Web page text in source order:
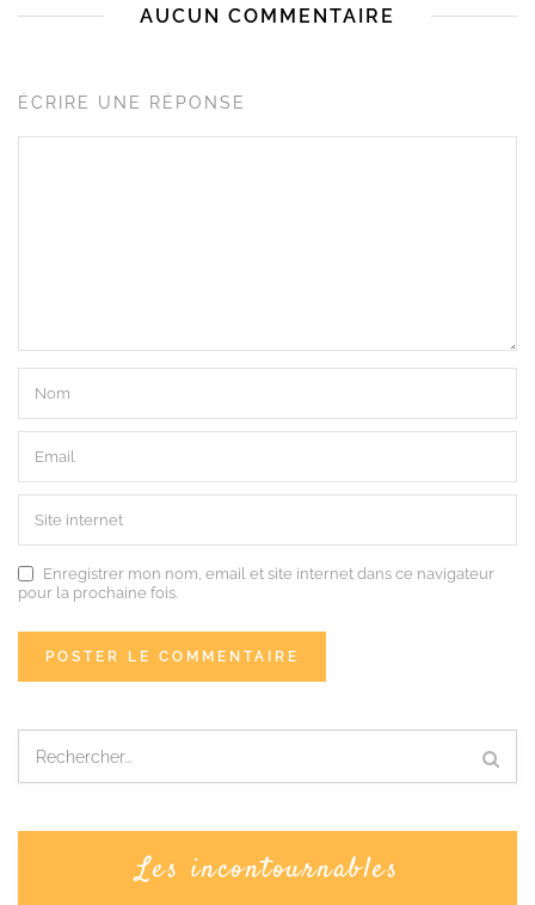
AUCUN COMMENTAIRE
ÉCRIRE UNE RÉPONSE
Enregistrer mon nom, email et site internet dans ce navigateur
pour la prochaine fois.
Les incontournables